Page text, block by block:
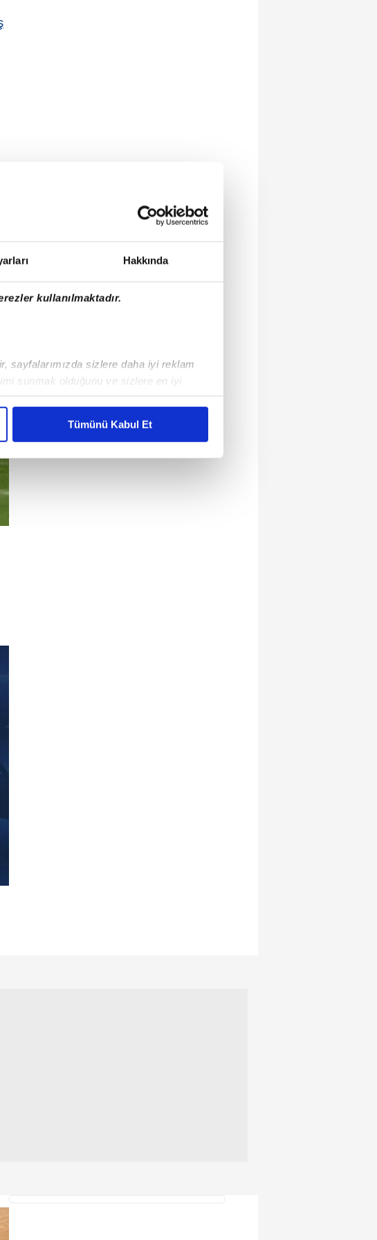
Hakkında
kullanılmaktadır.
sayfalarımızda sizlere daha iyi reklam
sunmak olduğunu ve sizlere en iyi
maliyetlerimizi karşılamak
ait çerezler kullanılmaktadır. Bu
toplumu hizmetlerinin sunulması
kullanılacaktır.
okumak ve sitemizde ilgili
Tümünü Kabul Et